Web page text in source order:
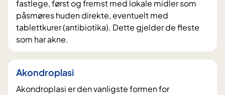
fastlege, først og fremst med lokale midler som
påsmøres huden direkte, eventuelt med
tablettkurer (antibiotika). Dette gjelder de fleste
som har akne.
Akondroplasi
Akondroplasi er den vanligste formen for